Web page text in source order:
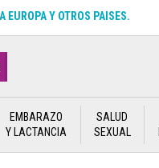
EUROPA Y OTROS PAISES.
EMBARAZO
Y LACTANCIA
SALUD
SEXUAL